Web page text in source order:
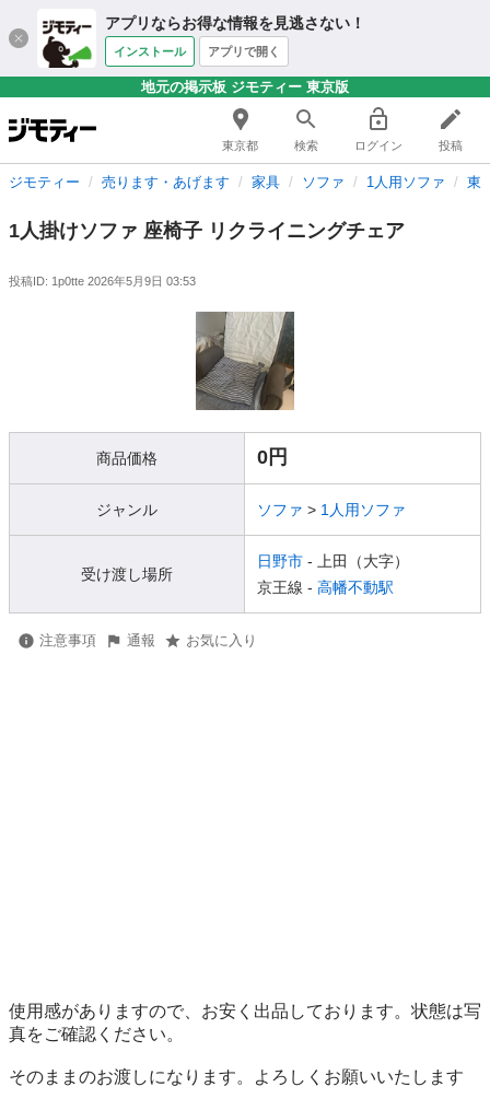
アプリならお得な情報を見逃さない！
インストール アプリで開く
地元の掲示板 ジモティー 東京版
東京都 検索 ログイン 投稿
ジモティー 売ります・あげます 家具 ソファ 1人用ソファ 東
1人掛けソファ 座椅子 リクライニングチェア
投稿ID: 1p0tte 2026年5月9日 03:53
商品価格 0円
ジャンル ソファ > 1人用ソファ
受け渡し場所
日野市 - 上田（大字）
京王線 - 高幡不動駅
注意事項 通報 お気に入り
使用感がありますので、お安く出品しております。状態は写
真をご確認ください。
そのままのお渡しになります。よろしくお願いいたします